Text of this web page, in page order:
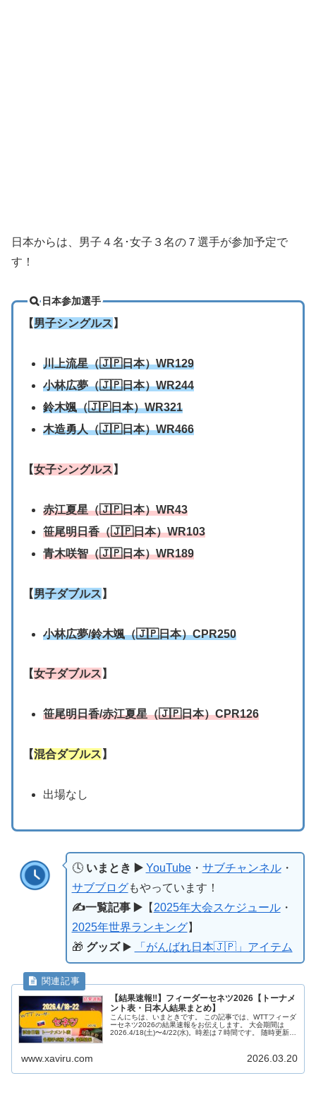
日本からは、男子４名･女子３名の７選手が参加予定で
す！
日本参加選手
【男子シングルス 】
川上流星（🇯🇵日本）WR129
小林広夢（🇯🇵日本）WR244
鈴木颯（🇯🇵日本）WR321
木造勇人（🇯🇵日本）WR466
【女子シングルス 】
赤江夏星（🇯🇵日本）WR43
笹尾明日香（🇯🇵日本）WR103
青木咲智（🇯🇵日本）WR189
【男子ダブルス 】
小林広夢/鈴木颯（🇯🇵日本）CPR250
【女子ダブルス 】
笹尾明日香/赤江夏星（🇯🇵日本）CPR126
【混合ダブルス 】
出場なし
🕓いまとき ▶️ YouTube・ サブチャンネル・
サブブログもやっています！
✍️一覧記事 ▶️【 2025年大会スケジュール・
2025年世界ランキング】
🎁 グッズ▶️ 「がんばれ日本🇯🇵」アイテム
【結果速報‼︎】フィーダーセネツ2026【トーナメ
ント表・日本人結果まとめ】
こんにちは、いまときです。 この記事では、WTTフィーダ
ーセネツ2026の結果速報をお伝えします。 大会期間は
2026.4/18(土)〜4/22(水)。時差は７時間です。 随時更新し
www.xaviru.com 2026.03.20